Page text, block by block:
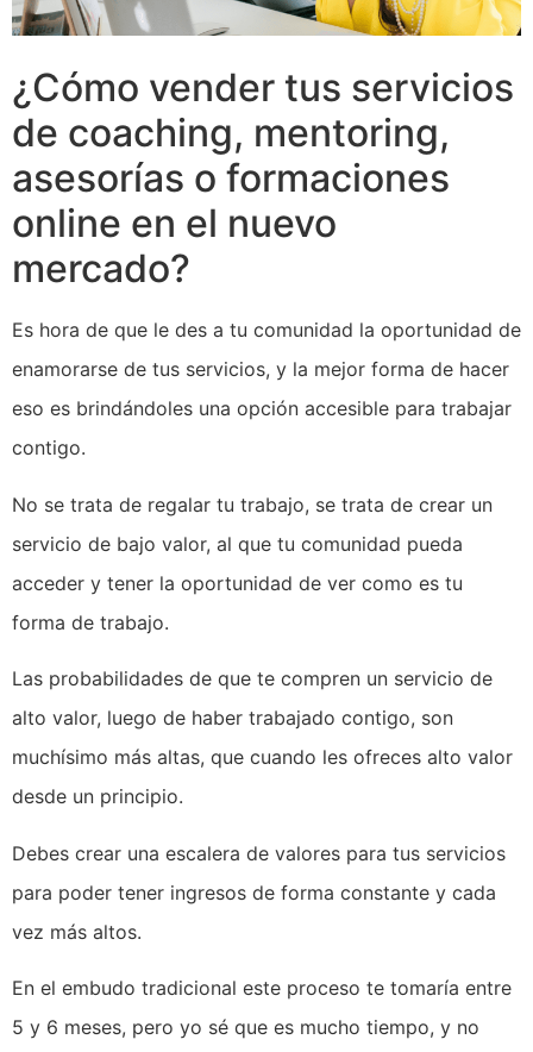
¿Cómo vender tus servicios
de coaching, mentoring,
asesorías o formaciones
online en el nuevo
mercado?
Es hora de que le des a tu comunidad la oportunidad de
enamorarse de tus servicios, y la mejor forma de hacer
eso es brindándoles una opción accesible para trabajar
contigo.
No se trata de regalar tu trabajo, se trata de crear un
servicio de bajo valor, al que tu comunidad pueda
acceder y tener la oportunidad de ver como es tu
forma de trabajo.
Las probabilidades de que te compren un servicio de
alto valor, luego de haber trabajado contigo, son
muchísimo más altas, que cuando les ofreces alto valor
desde un principio.
Debes crear una escalera de valores para tus servicios
para poder tener ingresos de forma constante y cada
vez más altos.
En el embudo tradicional este proceso te tomaría entre
5 y 6 meses, pero yo sé que es mucho tiempo, y no